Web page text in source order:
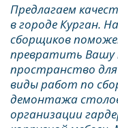
Предлагаем
в городе Курган.
сборщиков
превратить Вашу
пространство
виды работ по
демонтажа
организации